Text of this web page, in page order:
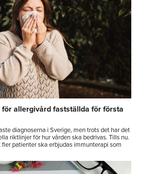
allergivård fastställda för första
diagnoserna i Sverige, men trots det har det
riktlinjer för hur vården ska bedrivas. Tills nu.
patienter ska erbjudas immunterapi som